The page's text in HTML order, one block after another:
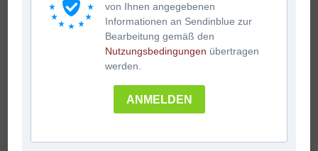
von Ihnen angegebenen
Informationen an Sendinblue zur
Bearbeitung gemäß den
Nutzungsbedingungen übertragen
werden.
ANMELDEN